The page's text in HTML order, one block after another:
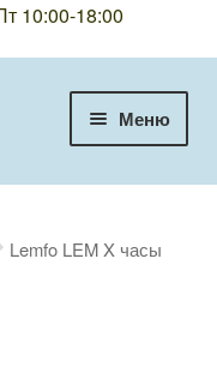
10:00-18:00
Меню
Lemfo LEM X часы